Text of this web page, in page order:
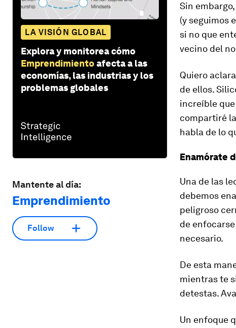
LA VISIÓN GLOBAL
Explora y monitorea cómo
Emprendimientoafecta a las
economías, las industrias y los
problemas globales
Mantente al día:
Emprendimiento
Follow
Sin
(y seguimos
si no que
vecino del
Quiero
de ellos.
increíble
compartiré
habla de lo
Enamórate
Una de las
debemos
peligroso
de
necesario.
De esta
mientras te
detestas.
Un enfoque